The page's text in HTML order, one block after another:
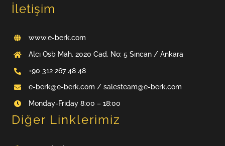
İletişim
www.e-berk.com
Alcı Osb Mah. 2020 Cad, No: 5 Sincan / Ankara
+90 312 267 48 48
e-berk@e-berk.com / salesteam@e-berk.com
Monday-Friday 8:00 – 18:00
Diğer Linklerimiz